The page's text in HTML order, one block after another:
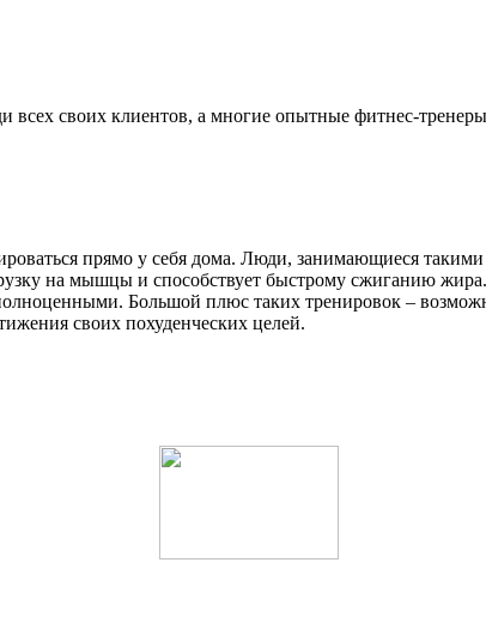
всех своих клиентов, а многие опытные фитнес-
прямо у себя дома. Люди, занимающиеся
на мышцы и способствует быстрому сжиганию
Большой плюс таких тренировок –
своих похуденческих целей.